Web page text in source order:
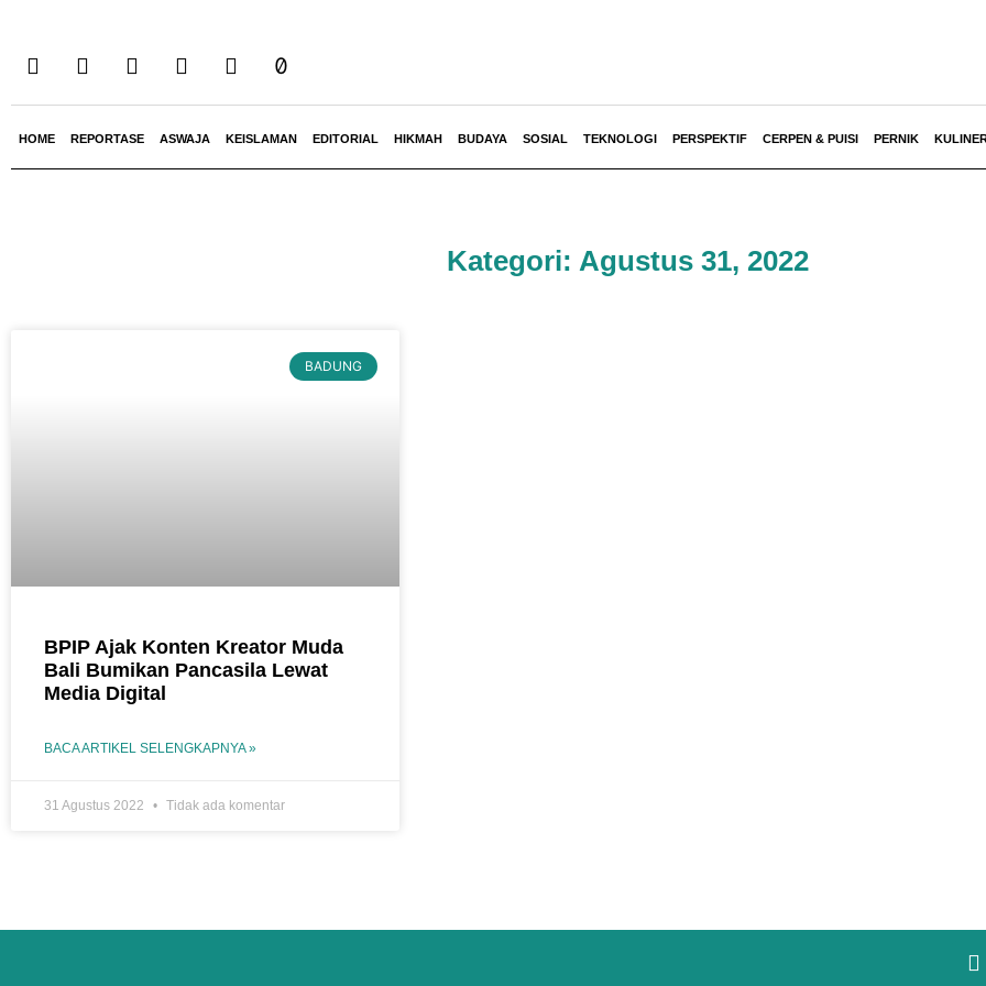
HOME REPORTASE ASWAJA KEISLAMAN EDITORIAL HIKMAH BUDAYA SOSIAL TEKNOLOGI PERSPEKTIF CERPEN & PUISI PERNIK
Kategori: Agustus 31, 2022
BADUNG
BPIP Ajak Konten Kreator Muda
Bali Bumikan Pancasila Lewat
Media Digital
BACA ARTIKEL SELENGKAPNYA »
31 Agustus 2022 Tidak ada komentar